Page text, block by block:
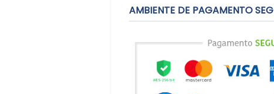
AMBIENTE DE PAGAMENTO